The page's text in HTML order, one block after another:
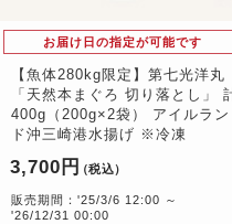
お届け日の指定が可能です
【魚体280kg限定】第七光洋丸
「天然本まぐろ 切り落とし」
400g（200g×2袋） アイルラン
ド沖三崎港水揚げ ※冷凍
3,700円 （税込）
販売期間：'25/3/6 12:00 ～
'26/12/31 00:00